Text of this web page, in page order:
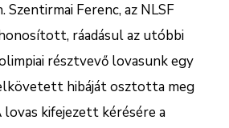
Ferenc, az NLSF
ráadásul az utóbbi
résztvevő lovasunk egy
hibáját osztotta meg
lovas kifejezett kérésére a